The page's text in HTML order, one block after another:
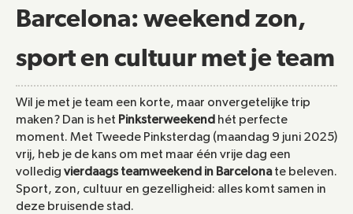
Barcelona: weekend zon,
sport en cultuur met je team
Wil je met je team een korte, maar onvergetelijke trip
maken? Dan is het Pinksterweekend hét perfecte
moment. Met Tweede Pinksterdag (maandag 9 juni 2025)
vrij, heb je de kans om met maar één vrije dag een
volledig vierdaags teamweekend in Barcelona te beleven.
Sport, zon, cultuur en gezelligheid: alles komt samen in
deze bruisende stad.